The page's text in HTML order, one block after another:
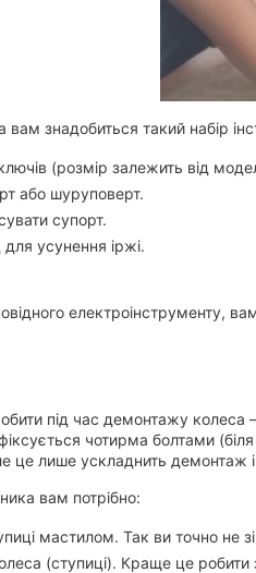
знадобиться такий набір
(розмір залежить від
або шуруповерт.
супорт.
усунення іржі.
електроінструменту,
під час демонтажу колеса –
чотирма болтами
це лише ускладнить демонтаж
вам потрібно:
мастилом. Так ви точно не
(ступиці). Краще це